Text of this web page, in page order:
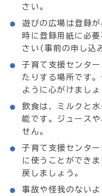
さい。
遊びの広場は登録
時に登録用紙に必
さい(事前の申し込
子育て支援センタ
たりする場所です
ように心がけましょ
飲食は、ミルクと
能です。ジュース
せん。
子育て支援センタ
に使うことができ
戻しましょう。
事故や怪我のない